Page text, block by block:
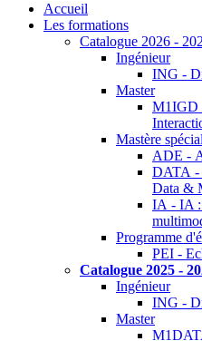
Accueil
Les formations
Catalogue 2026 -
Ingénieur
ING -
Master
M1IGD
Mastère
ADE -
DATA -
Data &
IA - IA :
Programme
PEI -
Catalogue 2025 -
Ingénieur
ING -
Master